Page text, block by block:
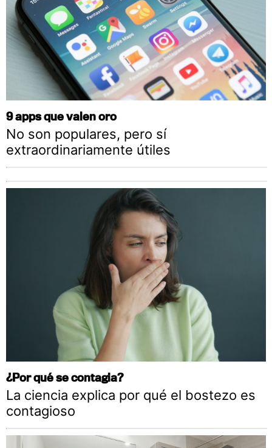
9 apps que valen oro
No son populares, pero sí
extraordinariamente útiles
¿Por qué se contagia?
La ciencia explica por qué el bostezo es
contagioso